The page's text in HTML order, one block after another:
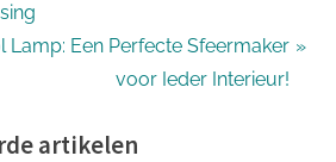
Lamp: Een Perfecte Sfeermaker
voor Ieder Interieur!
artikelen